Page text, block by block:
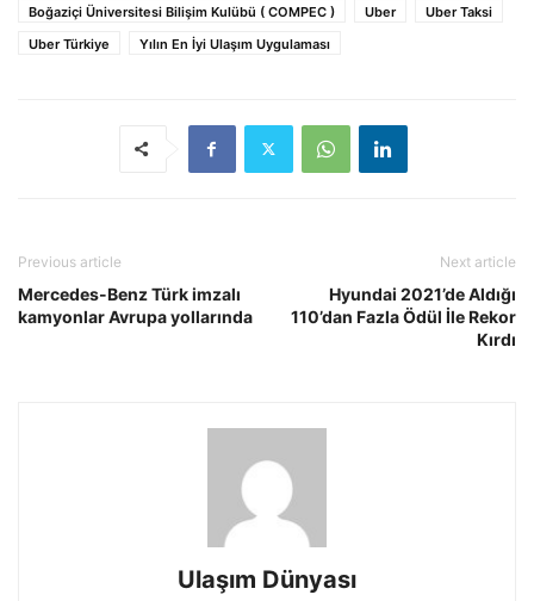
Boğaziçi Üniversitesi Bilişim Kulübü ( COMPEC )
Uber
Uber Taksi
Uber Türkiye
Yılın En İyi Ulaşım Uygulaması
Previous article
Mercedes-Benz Türk imzalı
kamyonlar Avrupa yollarında
Next article
Hyundai 2021’de Aldığı
110’dan Fazla Ödül İle Rekor
Kırdı
Ulaşım Dünyası